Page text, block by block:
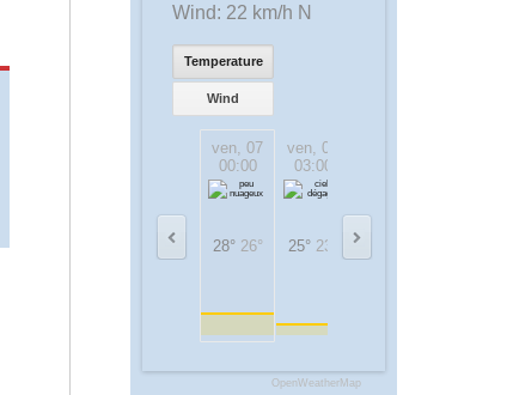
Wind: 22 km/h N
Temperature
Wind
ven, 07
00:00
28° 26°
ven, 07
03:00
25° 23°
OpenWeatherMap